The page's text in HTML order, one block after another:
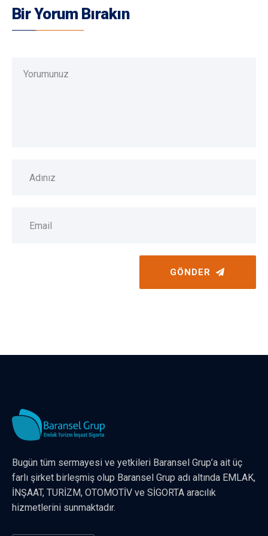
Bir Yorum Bırakın
GÖNDER
Bugün tüm sermayesi ve yetkileri Baransel Grup’a ait üç
farlı şirket birleşmiş olup Baransel Grup adı altında EMLAK,
İNŞAAT, TURİZM, OTOMOTİV ve SİGORTA aracılık
hizmetlerini sunmaktadır.